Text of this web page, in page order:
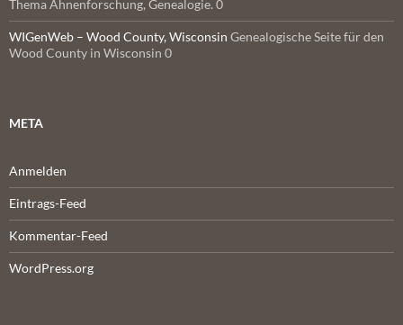
Thema Ahnenforschung, Genealogie. 0
WIGenWeb – Wood County, Wisconsin Genealogische Seite für den
Wood County in Wisconsin 0
META
Anmelden
Eintrags-Feed
Kommentar-Feed
WordPress.org